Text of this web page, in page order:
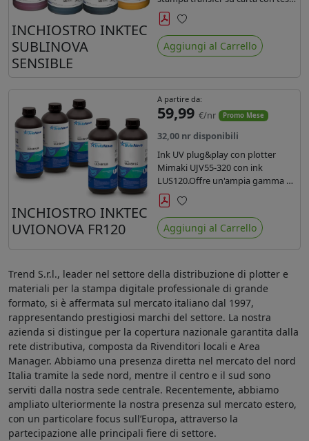
INCHIOSTRO INKTEC
SUBLINOVA
SENSIBLE
Epson EPS3200, 5113, dx4 e dx5.
Ecologico, conforme alla
normativa Reach e Oeko-Tex.
Preferiti
Aggiungi al Carrello
INCHIOSTRO INKTEC
UVIONOVA FR120
A partire da:
59,99 €/nr Promo Mese
32,00 nr disponibili
Ink UV plug&play con plotter
Mimaki UJV55-320 con ink
LUS120.Offre un'ampia gamma di
colori,una maggiore densità e un
minore ingiallimento rispetto agli
ink Mimaki LUS-120
Preferiti
Aggiungi al Carrello
Trend S.r.l., leader nel settore della distribuzione di plotter e
materiali per la stampa digitale professionale di grande
formato, si è affermata sul mercato italiano dal 1997,
rappresentando prestigiosi marchi del settore. La nostra
azienda si distingue per la copertura nazionale garantita dalla
rete distributiva, composta da Rivenditori locali e Area
Manager. Abbiamo una presenza diretta nel mercato del nord
Italia tramite la sede nord, mentre il centro e il sud sono
serviti dalla nostra sede centrale. Recentemente, abbiamo
ampliato ulteriormente la nostra presenza sul mercato estero,
con un particolare focus sull’Europa, attraverso la
partecipazione alle principali fiere di settore.